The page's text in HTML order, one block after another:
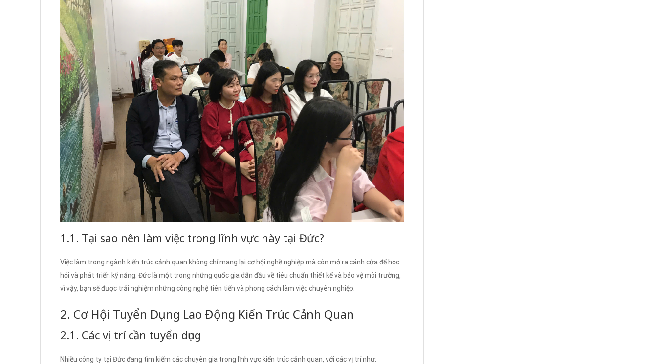
1.1. Tại sao nên làm việc trong lĩnh vực này tại Đức?
Việc làm trong ngành kiến trúc cảnh quan không chỉ mang lại cơ hội nghề nghiệp mà còn mở ra cánh cửa để học
hỏi và phát triển kỹ năng. Đức là một trong những quốc gia dẫn đầu về tiêu chuẩn thiết kế và bảo vệ môi trường,
vì vậy, bạn sẽ được trải nghiệm những công nghệ tiên tiến và phong cách làm việc chuyên nghiệp.
2. Cơ Hội Tuyển Dụng Lao Động Kiến Trúc Cảnh Quan
2.1. Các vị trí cần tuyển dụng
Nhiều công ty tại Đức đang tìm kiếm các chuyên gia trong lĩnh vực kiến trúc cảnh quan, với các vị trí như: